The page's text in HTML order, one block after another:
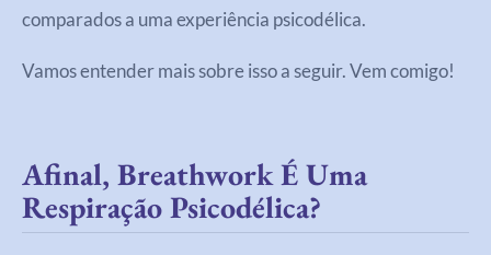
comparados a uma experiência psicodélica.
Vamos entender mais sobre isso a seguir. Vem comigo!
Afinal, Breathwork É Uma
Respiração Psicodélica?